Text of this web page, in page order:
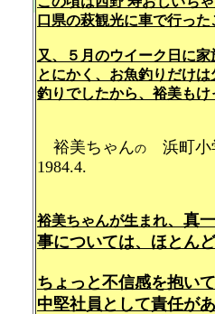
口県の萩観光に車で行った
又、５月のウイーク日に
とにかく、お魚釣りだけ
釣りでしたから、裕美もけ
裕美ちゃんの
浜町
1984.4.
裕美ちゃんが生まれ、真
事については、ほとん
ちょっと不信感を抱い
中堅社員として責任が